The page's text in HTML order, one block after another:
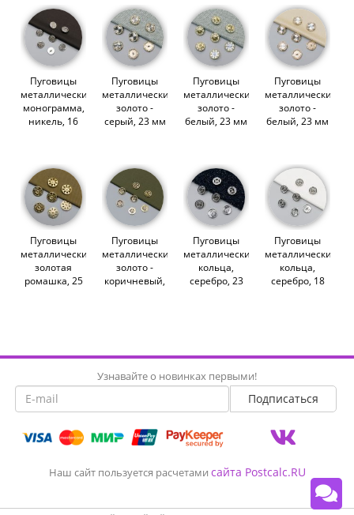
Пуговицы
металлические,
монограмма,
никель, 16
Пуговицы
металлические,
золото -
серый, 23 мм
Пуговицы
металлические,
золото -
белый, 23 мм
Пуговицы
металлические,
золото -
белый, 23 мм
Пуговицы
металлические,
золотая
ромашка, 25
Пуговицы
металлические,
золото -
коричневый,
Пуговицы
металлические,
кольца,
серебро, 23
Пуговицы
металлические,
кольца,
серебро, 18
Узнавайте о новинках первыми!
Наш сайт пользуется расчетами сайта Postcalc.RU